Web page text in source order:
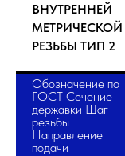
ВНУТРЕННЕЙ
МЕТРИЧЕСКОЙ
РЕЗЬБЫ ТИП 2
Обозначение по
ГОСТ Сечение
державки Шаг
резьбы
Направление
подачи